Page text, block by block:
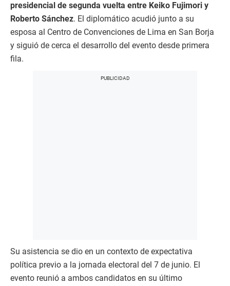
presidencial de segunda vuelta entre Keiko Fujimori y
Roberto Sánchez. El diplomático acudió junto a su
esposa al Centro de Convenciones de Lima en San Borja
y siguió de cerca el desarrollo del evento desde primera
fila.
Su asistencia se dio en un contexto de expectativa
política previo a la jornada electoral del 7 de junio. El
evento reunió a ambos candidatos en su último